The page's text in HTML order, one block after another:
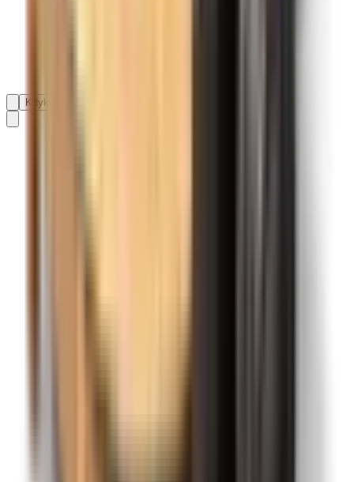
Kdykoli